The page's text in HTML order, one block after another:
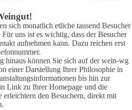
sich monatlich etliche tausend Besucher
uns ist es wichtig, dass der Besucher
aufnehmen kann. Dazu reichen erst
hinaus können Sie sich auf der wein-wg
einer Darstellung Ihrer Philosophie in
bis hin zur
Link zu Ihrer Homepage und die
erleichtern den Besuchern, direkt mit